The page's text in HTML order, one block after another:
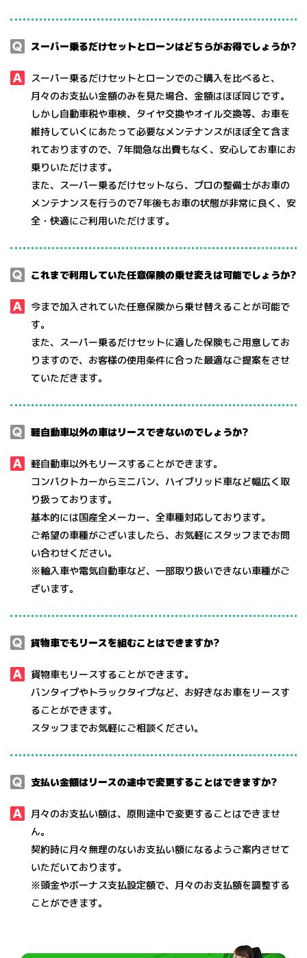
スーパー乗るだけセットとローンはどちらがお得でしょうか?
スーパー乗るだけセットとローンでのご購入を⽐べると、
⽉々のお⽀払い⾦額のみを⾒た場合、⾦額はほぼ同じです。
しかし⾃動⾞税や⾞検、タイヤ交換やオイル交換等、お⾞を
維持していくにあたって必要なメンテナンスがほぼ全て含ま
れておりますので、7年間急な出費もなく、安⼼してお⾞にお
乗りいただけます。
また、スーパー乗るだけセットなら、プロの整備⼠がお⾞の
メンテナンスを⾏うので7年後もお⾞の状態が非常に良く、安
全・快適にご利用いただけます。
これまで利用していた任意保険の乗せ変えは可能でしょうか?
今まで加⼊されていた任意保険から乗せ替えることが可能で
す。
また、スーパー乗るだけセットに適した保険もご用意してお
りますので、お客様の使用条件に合った最適なご提案をさせ
ていただきます。
軽⾃動⾞以外の⾞はリースできないのでしょうか?
軽⾃動⾞以外もリースすることができます。
コンパクトカーからミニバン、ハイブリッド⾞など幅広く取
り扱っております。
基本的には国産全メーカー、全⾞種対応しております。
ご希望の⾞種がございましたら、お気軽にスタッフまでお問
い合わせください。
※輸⼊⾞や電気⾃動⾞など、一部取り扱いできない⾞種がご
ざいます。
貨物⾞でもリースを組むことはできますか?
貨物⾞もリースすることができます。
バンタイプやトラックタイプなど、お好きなお⾞をリースす
ることができます。
スタッフまでお気軽にご相談ください。
⽀払い⾦額はリースの途中で変更することはできますか?
月々のお⽀払い額は、原則途中で変更することはできませ
ん。
契約時に月々無理のないお⽀払い額になるようご案内させて
いただいております。
※頭⾦やボーナス⽀払設定額で、月々のお⽀払額を調整する
ことができます。